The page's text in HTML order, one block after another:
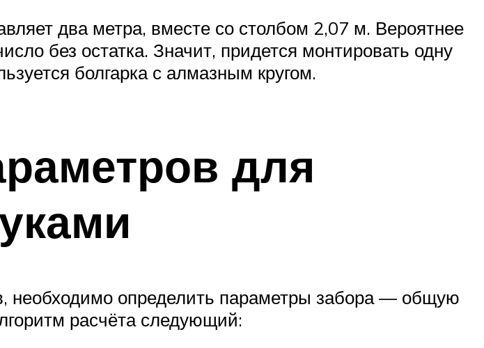
два метра, вместе со столбом 2,07 м. Вероятнее
без остатка. Значит, придется монтировать одну
болгарка с алмазным кругом.
для
необходимо определить параметры забора — общую
расчёта следующий: